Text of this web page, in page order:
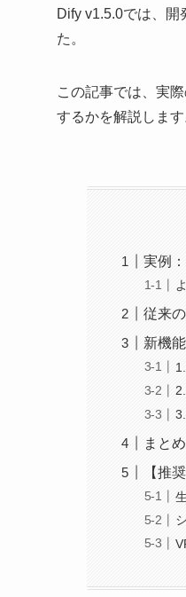
Dify v1.5.0では、開
た。
この記事では、実
するかを解説します
実例
従来
新機
まと
【推